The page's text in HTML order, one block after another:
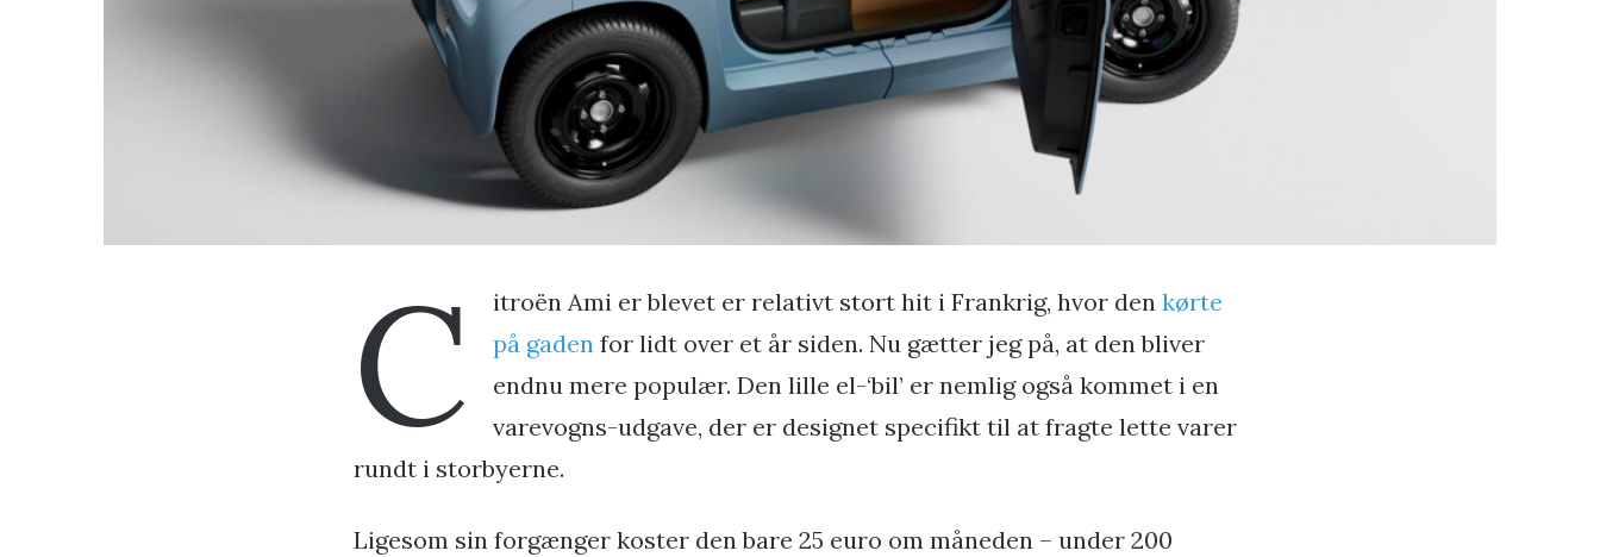
C itroën Ami er blevet er relativt stort hit i Frankrig, hvor den kørte
på gaden for lidt over et år siden. Nu gætter jeg på, at den bliver
endnu mere populær. Den lille el-‘bil’ er nemlig også kommet i en
varevogns-udgave, der er designet specifikt til at fragte lette varer
rundt i storbyerne.
Ligesom sin forgænger koster den bare 25 euro om måneden – under 200